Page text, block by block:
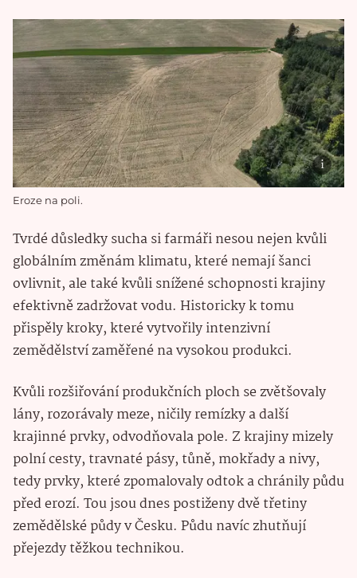
Eroze na poli.
Tvrdé důsledky sucha si farmáři nesou nejen kvůli
globálním změnám klimatu, které nemají šanci
ovlivnit, ale také kvůli snížené schopnosti krajiny
efektivně zadržovat vodu. Historicky k tomu
přispěly kroky, které vytvořily intenzivní
zemědělství zaměřené na vysokou produkci.
Kvůli rozšiřování produkčních ploch se zvětšovaly
lány, rozorávaly meze, ničily remízky a další
krajinné prvky, odvodňovala pole. Z krajiny mizely
polní cesty, travnaté pásy, tůně, mokřady a nivy,
tedy prvky, které zpomalovaly odtok a chránily půdu
před erozí. Tou jsou dnes postiženy dvě třetiny
zemědělské půdy v Česku. Půdu navíc zhutňují
přejezdy těžkou technikou.